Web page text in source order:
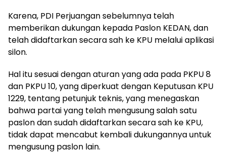
Karena, PDI Perjuangan sebelumnya telah
memberikan dukungan kepada Paslon KEDAN, dan
telah didaftarkan secara sah ke KPU melalui aplikasi
silon.
Hal itu sesuai dengan aturan yang ada pada PKPU 8
dan PKPU 10, yang diperkuat dengan Keputusan KPU
1229, tentang petunjuk teknis, yang menegaskan
bahwa partai yang telah mengusung salah satu
paslon dan sudah didaftarkan secara sah ke KPU,
tidak dapat mencabut kembali dukungannya untuk
mengusung paslon lain.